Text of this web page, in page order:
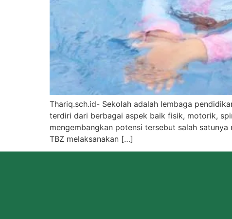
Thariq.sch.id- Sekolah adalah lembaga
terdiri dari berbagai aspek baik fisik, motorik,
mengembangkan potensi tersebut salah
TBZ melaksanakan […]